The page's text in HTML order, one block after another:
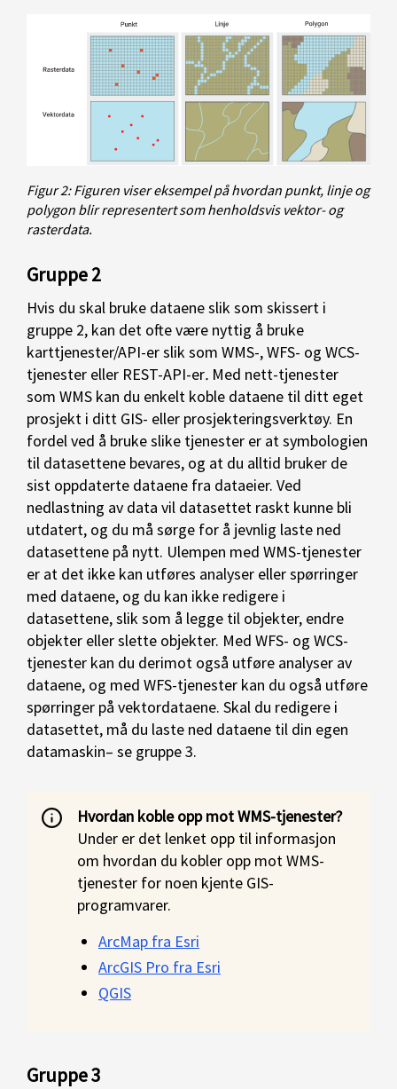
Figur 2: Figuren viser eksempel på hvordan punkt, linje og
polygon blir representert som henholdsvis vektor- og
rasterdata.
Gruppe 2
Hvis du skal bruke dataene slik som skissert i
gruppe 2, kan det ofte være nyttig å bruke
karttjenester/API-er slik som WMS-, WFS- og WCS-
tjenester eller REST-API-er. Med nett-tjenester
som WMS kan du enkelt koble dataene til ditt eget
prosjekt i ditt GIS- eller prosjekteringsverktøy. En
fordel ved å bruke slike tjenester er at symbologien
til datasettene bevares, og at du alltid bruker de
sist oppdaterte dataene fra dataeier. Ved
nedlastning av data vil datasettet raskt kunne bli
utdatert, og du må sørge for å jevnlig laste ned
datasettene på nytt. Ulempen med WMS-tjenester
er at det ikke kan utføres analyser eller spørringer
med dataene, og du kan ikke redigere i
datasettene, slik som å legge til objekter, endre
objekter eller slette objekter. Med WFS- og WCS-
tjenester kan du derimot også utføre analyser av
dataene, og med WFS-tjenester kan du også utføre
spørringer på vektordataene. Skal du redigere i
datasettet, må du laste ned dataene til din egen
datamaskin– se gruppe 3.
Hvordan koble opp mot WMS-tjenester?
Under er det lenket opp til informasjon
om hvordan du kobler opp mot WMS-
tjenester for noen kjente GIS-
programvarer.
ArcMap fra Esri
ArcGIS Pro fra Esri
QGIS
Gruppe 3